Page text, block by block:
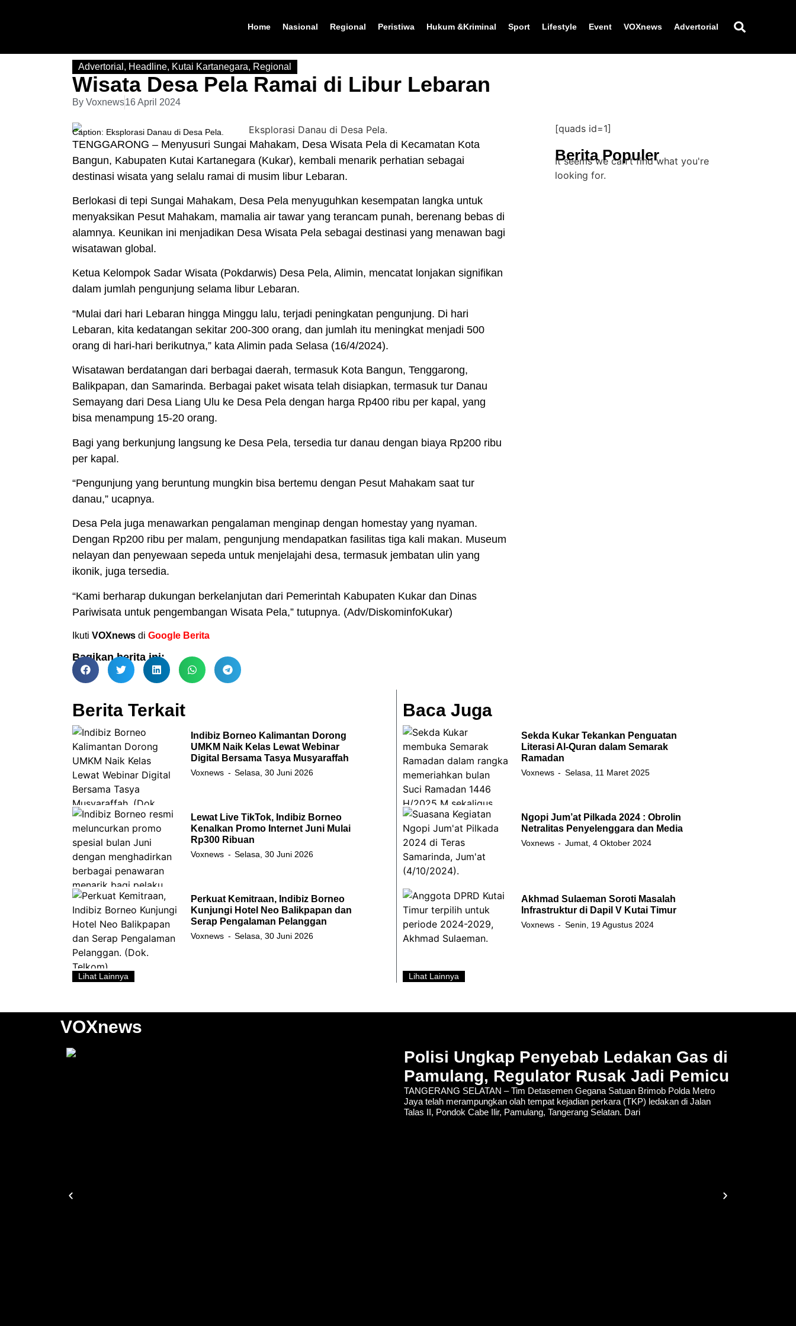
Home Nasional Regional Peristiwa Hukum &Kriminal Sport Lifestyle Event VOXnews Advertorial
Advertorial , Headline, Kutai Kartanegara, Regional
Wisata Desa Pela Ramai di Libur Lebaran
By Voxnews16 April 2024
Caption: Eksplorasi Danau di Desa Pela.
TENGGARONG – Menyusuri Sungai Mahakam, Desa Wisata Pela di Kecamatan Kota
Bangun, Kabupaten Kutai Kartanegara (Kukar), kembali menarik perhatian sebagai
destinasi wisata yang selalu ramai di musim libur Lebaran.
Berlokasi di tepi Sungai Mahakam, Desa Pela menyuguhkan kesempatan langka untuk
menyaksikan Pesut Mahakam, mamalia air tawar yang terancam punah, berenang bebas di
alamnya. Keunikan ini menjadikan Desa Wisata Pela sebagai destinasi yang menawan bagi
wisatawan global.
Ketua Kelompok Sadar Wisata (Pokdarwis) Desa Pela, Alimin, mencatat lonjakan signifikan
dalam jumlah pengunjung selama libur Lebaran.
“Mulai dari hari Lebaran hingga Minggu lalu, terjadi peningkatan pengunjung. Di hari
Lebaran, kita kedatangan sekitar 200-300 orang, dan jumlah itu meningkat menjadi 500
orang di hari-hari berikutnya,” kata Alimin pada Selasa (16/4/2024).
Wisatawan berdatangan dari berbagai daerah, termasuk Kota Bangun, Tenggarong,
Balikpapan, dan Samarinda. Berbagai paket wisata telah disiapkan, termasuk tur Danau
Semayang dari Desa Liang Ulu ke Desa Pela dengan harga Rp400 ribu per kapal, yang
bisa menampung 15-20 orang.
Bagi yang berkunjung langsung ke Desa Pela, tersedia tur danau dengan biaya Rp200 ribu
per kapal.
“Pengunjung yang beruntung mungkin bisa bertemu dengan Pesut Mahakam saat tur
danau,” ucapnya.
Desa Pela juga menawarkan pengalaman menginap dengan homestay yang nyaman.
Dengan Rp200 ribu per malam, pengunjung mendapatkan fasilitas tiga kali makan. Museum
nelayan dan penyewaan sepeda untuk menjelajahi desa, termasuk jembatan ulin yang
ikonik, juga tersedia.
“Kami berharap dukungan berkelanjutan dari Pemerintah Kabupaten Kukar dan Dinas
Pariwisata untuk pengembangan Wisata Pela,” tutupnya. (Adv/DiskominfoKukar)
Ikuti VOXnews di Google Berita
Bagikan berita ini:
[quads id=1]
Berita Populer
It seems we can't find what you're
looking for.
Berita Terkait
Indibiz Borneo Kalimantan Dorong
UMKM Naik Kelas Lewat Webinar
Digital Bersama Tasya Musyaraffah
Voxnews Selasa, 30 Juni 2026
Lewat Live TikTok, Indibiz Borneo
Kenalkan Promo Internet Juni Mulai
Rp300 Ribuan
Voxnews Selasa, 30 Juni 2026
Perkuat Kemitraan, Indibiz Borneo
Kunjungi Hotel Neo Balikpapan dan
Serap Pengalaman Pelanggan
Voxnews Selasa, 30 Juni 2026
Lihat Lainnya
Baca Juga
Sekda Kukar Tekankan Penguatan
Literasi Al-Quran dalam Semarak
Ramadan
Voxnews Selasa, 11 Maret 2025
Ngopi Jum’at Pilkada 2024 : Obrolin
Netralitas Penyelenggara dan Media
Voxnews Jumat, 4 Oktober 2024
Akhmad Sulaeman Soroti Masalah
Infrastruktur di Dapil V Kutai Timur
Voxnews Senin, 19 Agustus 2024
Lihat Lainnya
VOXnews
Polisi Ungkap Penyebab Ledakan Gas di
Pamulang, Regulator Rusak Jadi Pemicu
TANGERANG SELATAN – Tim Detasemen Gegana Satuan Brimob Polda Metro
Jaya telah merampungkan olah tempat kejadian perkara (TKP) ledakan di Jalan
Talas II, Pondok Cabe Ilir, Pamulang, Tangerang Selatan. Dari